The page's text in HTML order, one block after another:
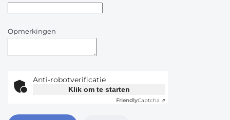
Opmerkingen
Anti-robotverificatie
Klik om te starten
FriendlyCaptcha ⇗